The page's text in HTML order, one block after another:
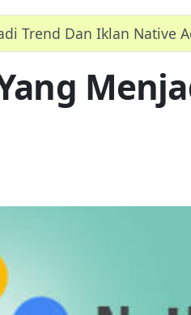
Trend Dan Iklan Native